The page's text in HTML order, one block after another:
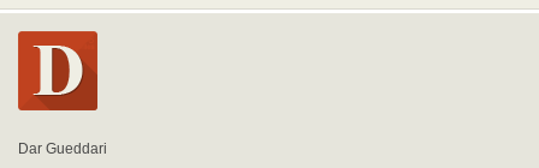
Dar Gueddari